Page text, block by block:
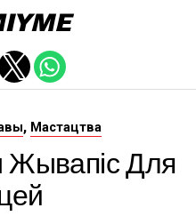
, Мастацтва
Жывапіс Для